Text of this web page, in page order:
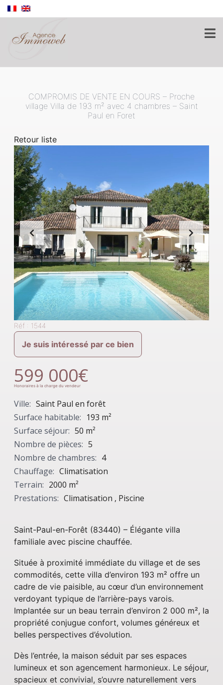
COMPROMIS DE VENTE EN COURS – Proche
village Villa de 193 m² avec 4 chambres – Saint
Paul en Foret
Retour liste
Réf : 1544
Je suis intéressé par ce bien
599 000€
Honoraires à la charge du vendeur
Ville: Saint Paul en forêt
Surface habitable: 193 m²
Surface séjour: 50 m²
Nombre de pièces: 5
Nombre de chambres: 4
Chauffage: Climatisation
Terrain: 2000 m²
Prestations: Climatisation , Piscine
Saint-Paul-en-Forêt (83440) – Élégante villa
familiale avec piscine chauffée.
Située à proximité immédiate du village et de ses
commodités, cette villa d’environ 193 m² offre un
cadre de vie paisible, au cœur d’un environnement
verdoyant typique de l’arrière-pays varois.
Implantée sur un beau terrain d’environ 2 000 m², la
propriété conjugue confort, volumes généreux et
belles perspectives d’évolution.
Dès l’entrée, la maison séduit par ses espaces
lumineux et son agencement harmonieux. Le séjour,
spacieux et convivial, s’ouvre naturellement vers